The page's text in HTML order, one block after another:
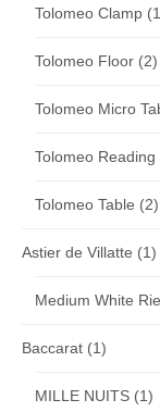
Tolomeo Clamp
Tolomeo Floor (2)
Tolomeo Micro
Tolomeo Reading
Tolomeo Table (2)
Astier de Villatte (1)
Medium White
Baccarat (1)
MILLE NUITS (1)